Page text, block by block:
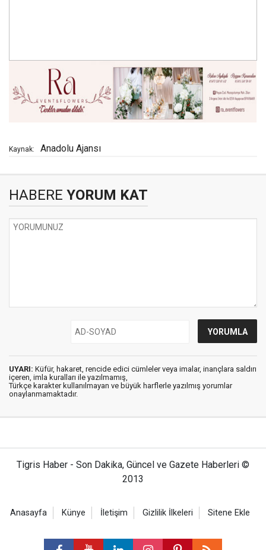
Kaynak: Anadolu Ajansı
HABERE YORUM KAT
UYARI: Küfür, hakaret, rencide edici cümleler veya imalar, inançlara saldırı
içeren, imla kuralları ile yazılmamış,
Türkçe karakter kullanılmayan ve büyük harflerle yazılmış yorumlar
onaylanmamaktadır.
Tigris Haber - Son Dakika, Güncel ve Gazete Haberleri ©
2013
Anasayfa Künye İletişim Gizlilik İlkeleri Sitene Ekle